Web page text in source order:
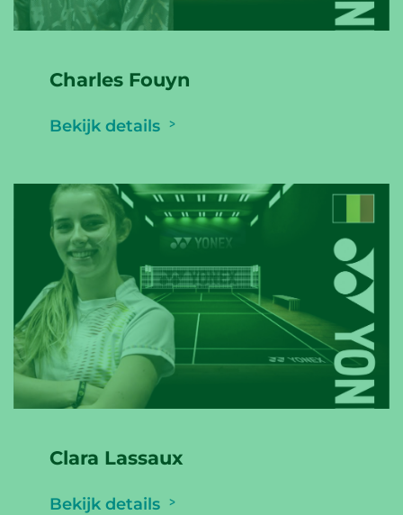
Charles Fouyn
Bekijk details
Clara Lassaux
Bekijk details